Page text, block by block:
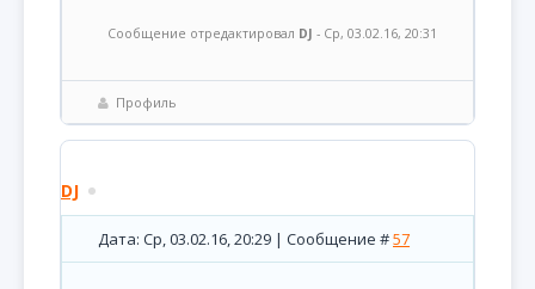
Сообщение отредактировал DJ - Ср, 03.02.16, 20:31
Профиль
DJ
Дата: Ср, 03.02.16, 20:29 | Сообщение #57